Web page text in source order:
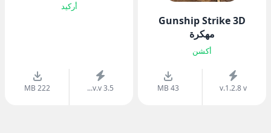
Gunship Strike 3D
مهكرة
أكشن
v.1.2.8 v
43 MB
أركيد
v.v 3.5...
222 MB